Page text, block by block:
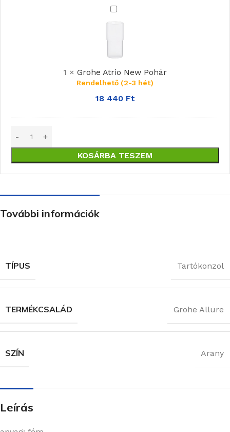
Grohe
Atrio
1 × Grohe Atrio New Pohár
Rendelhető (2-3 hét)
18 440 Ft
KOSÁRBA TESZEM
További információk
TÍPUS Tartókonzol
TERMÉKCSALÁD Grohe Allure
SZÍN Arany
Leírás